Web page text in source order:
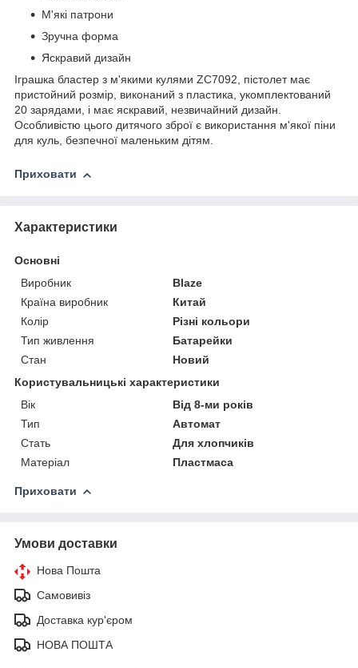
М'які патрони
Зручна форма
Яскравий дизайн
Іграшка бластер з м'якими кулями ZC7092, пістолет має
пристойний розмір, виконаний з пластика, укомплектований
20 зарядами, і має яскравий, незвичайний дизайн.
Особливістю цього дитячого зброї є використання м'якої піни
для куль, безпечної маленьким дітям.
Приховати
Характеристики
Основні
Виробник
Blaze
Країна виробник
Китай
Колір
Різні кольори
Тип живлення
Батарейки
Стан
Новий
Користувальницькі характеристики
Вік
Від 8-ми років
Тип
Автомат
Стать
Для хлопчиків
Матеріал
Пластмаса
Приховати
Умови доставки
Нова Пошта
Самовивіз
Доставка кур'єром
НОВА ПОШТА